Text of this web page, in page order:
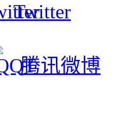
Twitter
腾讯微博